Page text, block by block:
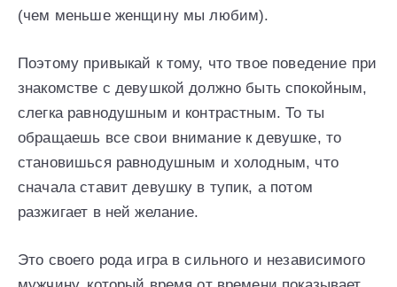
(чем меньше женщину мы любим).
Поэтому привыкай к тому, что твое поведение при
знакомстве с девушкой должно быть спокойным,
слегка равнодушным и контрастным. То ты
обращаешь все свои внимание к девушке, то
становишься равнодушным и холодным, что
сначала ставит девушку в тупик, а потом
разжигает в ней желание.
Это своего рода игра в сильного и независимого